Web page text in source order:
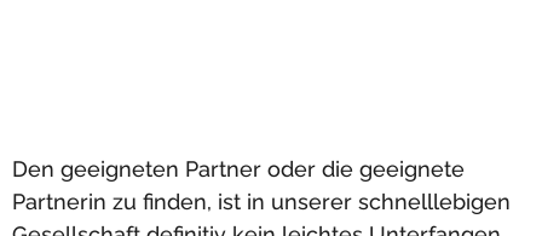
Den geeigneten Partner oder die geeignete
Partnerin zu finden, ist in unserer schnelllebigen